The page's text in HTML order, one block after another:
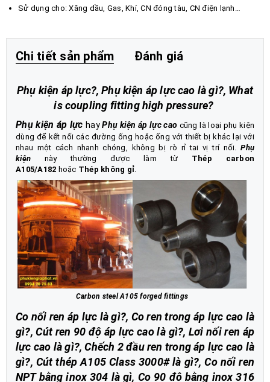
Sử dụng cho: Xăng dầu, Gas, Khí, CN đóng tàu, CN điện lạnh…
Chi tiết sản phẩm Đánh giá
Phụ kiện áp lực?, Phụ kiện áp lực cao là gì?, What
is coupling fitting high pressure?
Phụ kiện áp lực hayPhụ kiện áp lực cao cũng là loại phụ kiện
dùng để kết nối các đường ống hoặc ống với thiết bị khác lại với
nhau một cách nhanh chóng, không bị rò rỉ tai vị trí nối.Phụ
kiện này thường được làm từ Thép carbon
A105/A182 hoặc Thép không gỉ.
Carbon steel A105 forged fittings
Co nối ren áp lực là gì?, Co ren trong áp lực cao là
gì?, Cút ren 90 độ áp lực cao là gì?, Lơi nối ren áp
lực cao là gì?, Chếch 2 đầu ren trong áp lực cao là
gì?, Cút thép A105 Class 3000# là gì?, Co nối ren
NPT bằng inox 304 là gì, Co 90 độ bằng inox 316